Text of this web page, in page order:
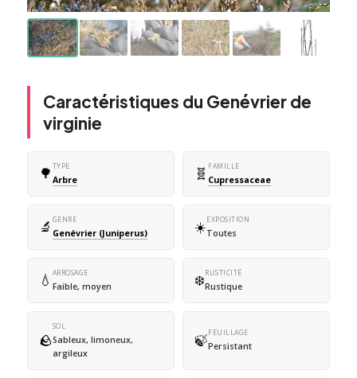
Caractéristiques du Genévrier de
virginie
🌳 TYPE
Arbre 🧬 FAMILLE
Cupressaceae
🔬 GENRE
Genévrier (Juniperus) ☀️EXPOSITION
Toutes
💧 ARROSAGE
Faible, moyen ❄️RUSTICITÉ
Rustique
🪨
SOL
Sableux, limoneux,
argileux
🍃FEUILLAGE
Persistant